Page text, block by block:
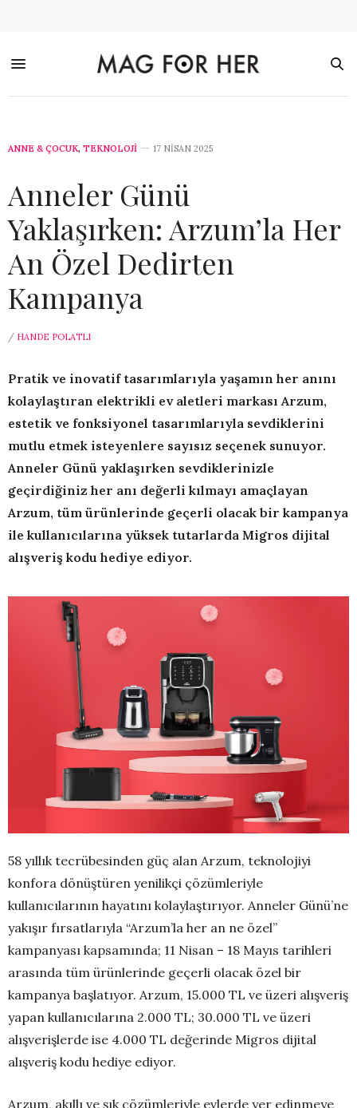
ANNE & ÇOCUK, TEKNOLOJİ 17 NISAN 2025
Anneler Günü
Yaklaşırken: Arzum’la Her
An Özel Dedirten
Kampanya
/ HANDE POLATLI
Pratik ve inovatif tasarımlarıyla yaşamın her anını
kolaylaştıran elektrikli ev aletleri markası Arzum,
estetik ve fonksiyonel tasarımlarıyla sevdiklerini
mutlu etmek isteyenlere sayısız seçenek sunuyor.
Anneler Günü yaklaşırken sevdiklerinizle
geçirdiğiniz her anı değerli kılmayı amaçlayan
Arzum, tüm ürünlerinde geçerli olacak bir kampanya
ile kullanıcılarına yüksek tutarlarda Migros dijital
alışveriş kodu hediye ediyor.
58 yıllık tecrübesinden güç alan Arzum, teknolojiyi
konfora dönüştüren yenilikçi çözümleriyle
kullanıcılarının hayatını kolaylaştırıyor. Anneler Günü’ne
yakışır fırsatlarıyla “Arzum’la her an ne özel”
kampanyası kapsamında; 11 Nisan – 18 Mayıs tarihleri
arasında tüm ürünlerinde geçerli olacak özel bir
kampanya başlatıyor. Arzum, 15.000 TL ve üzeri alışveriş
yapan kullanıcılarına 2.000 TL; 30.000 TL ve üzeri
alışverişlerde ise 4.000 TL değerinde Migros dijital
alışveriş kodu hediye ediyor.
Arzum, akıllı ve şık çözümleriyle evlerde yer edinmeye